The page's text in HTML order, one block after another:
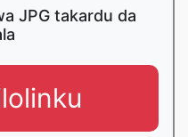
JPG takardu da